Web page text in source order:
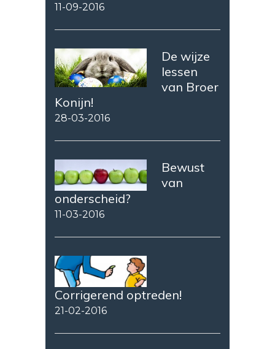
11-09-2016
De wijze
lessen
van Broer
Konijn!
28-03-2016
Bewust
van
onderscheid?
11-03-2016
Corrigerend optreden!
21-02-2016